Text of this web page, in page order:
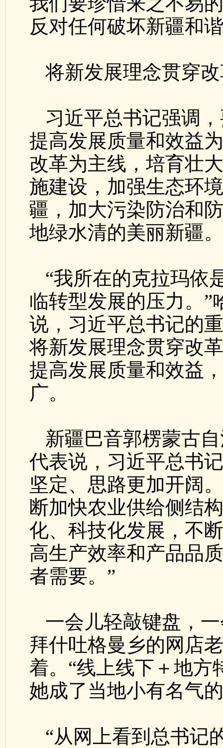
反对任何破坏新疆和
将新发展理念贯穿
习近平总书记强调
提高发展质量和效益
改革为主线，培育壮
施建设，加强生态环
疆，加大污染防治和
地绿水清的美丽新疆。
“我所在的克拉玛依
临转型发展的压力。”
说，习近平总书记的
将新发展理念贯穿改
提高发展质量和效益
广。
新疆巴音郭楞蒙古
代表说，习近平总书
坚定、思路更加开阔
断加快农业供给侧结
化、科技化发展，不
高生产效率和产品品
者需要。”
一会儿轻敲键盘，
拜什吐格曼乡的网店
着。“线上线下＋地方
她成了当地小有名气
“从网上看到总书记